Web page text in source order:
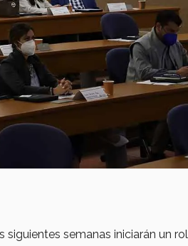
semanas iniciarán un rol